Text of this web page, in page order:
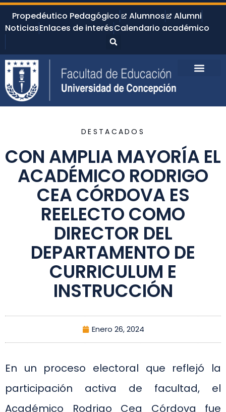
Propedéutico Pedagógico Alumnos
Alumni
NoticiasEnlaces de interésCalendario académico
DESTACADOS
CON AMPLIA MAYORÍA EL
ACADÉMICO RODRIGO
CEA CÓRDOVA ES
REELECTO COMO
DIRECTOR DEL
DEPARTAMENTO DE
CURRICULUM E
INSTRUCCIÓN
Enero 26, 2024
En un proceso electoral que reflejó la
participación activa de facultad, el
Académico Rodrigo Cea Córdova fue